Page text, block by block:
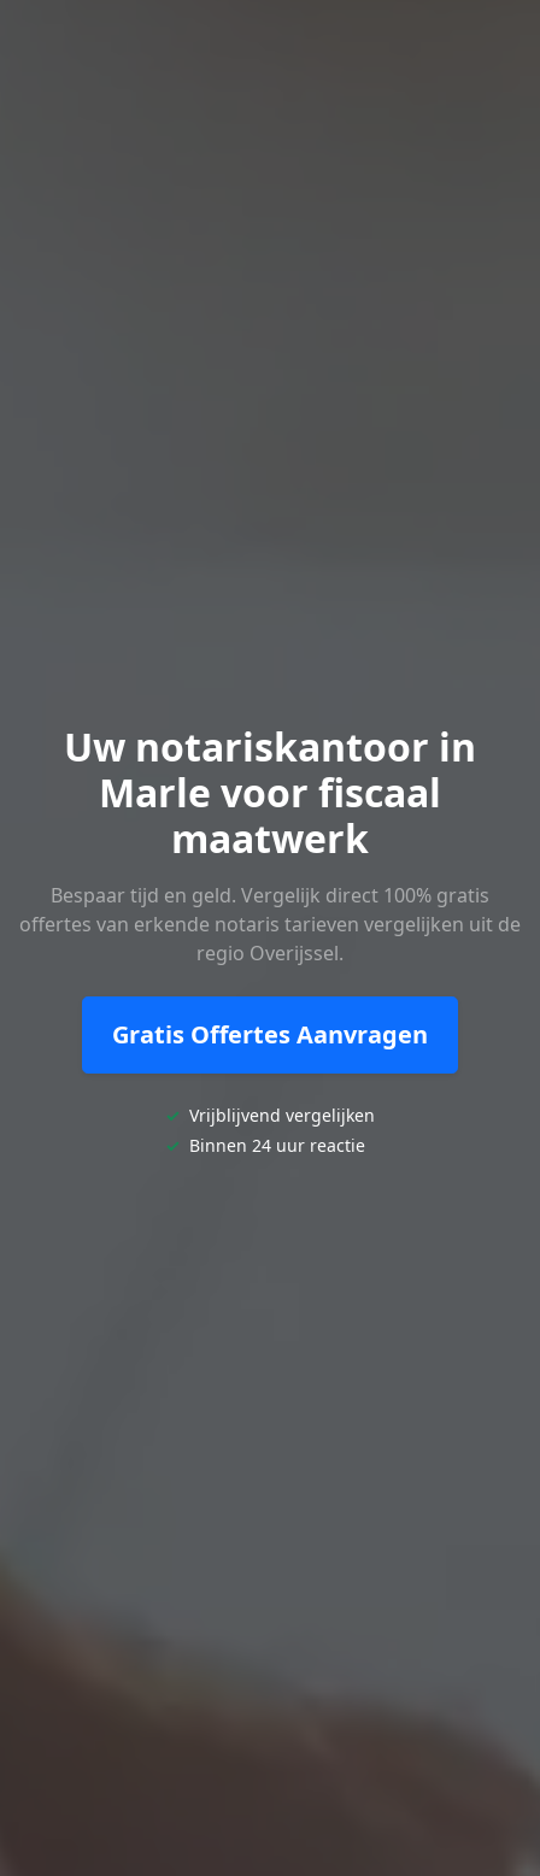
Uw notariskantoor in
Marle voor fiscaal
maatwerk
Bespaar tijd en geld. Vergelijk direct 100% gratis
offertes van erkende notaris tarieven vergelijken uit de
regio Overijssel.
Gratis Offertes Aanvragen
✓ Vrijblijvend vergelijken
✓ Binnen 24 uur reactie